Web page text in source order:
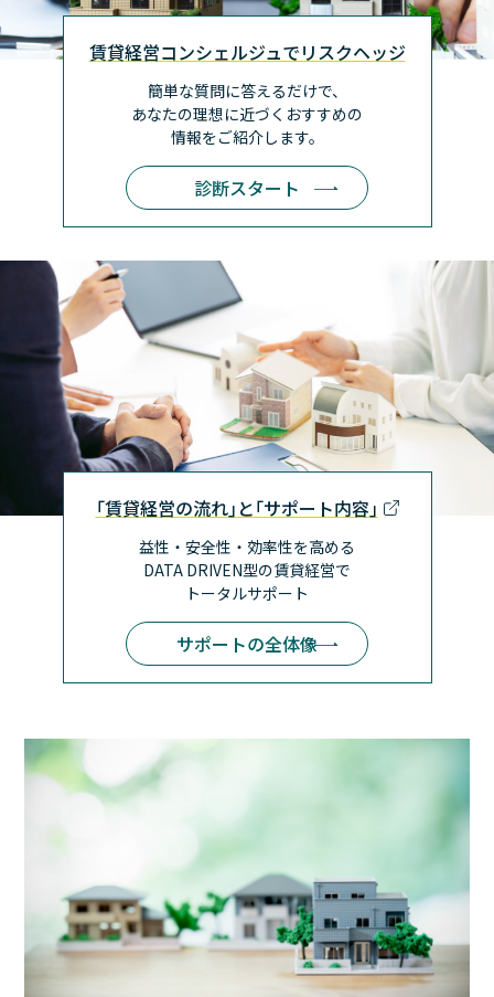
賃貸経営コンシェルジュでリスクヘッジ
簡単な質問に答えるだけで、
あなたの理想に近づく おすすめの
情報をご紹介します。
診断スタート
｢賃貸経営の流れ｣と｢サポート内容｣
益性・安全性・効率性を高める
DATA DRIVEN型の賃貸経営で
トータルサポート
サポートの全体像